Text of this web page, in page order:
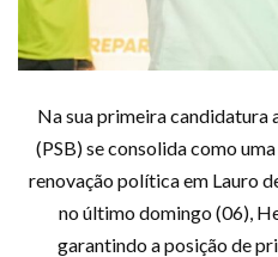
Na sua primeira candidatura
(PSB) se consolida como
renovação política em Lauro
no último domingo (06),
garantindo a posição de